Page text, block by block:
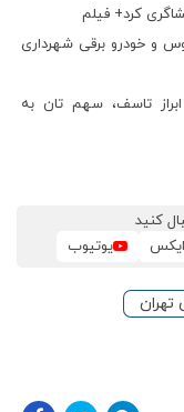
کرد+ فیلم
و خودرو برقی شهرداری
تاسف، سهم تان به
کنید
ایکس یوتیوب
تهران